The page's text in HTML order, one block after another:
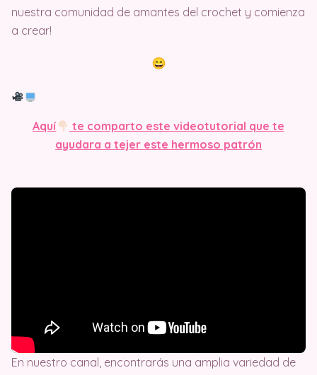
nuestra comunidad de amantes del crochet y comienza
a crear!
Aquí
te comparto este videotutorial que te
ayudara a tejer este hermoso patrón
En nuestro canal, encontrarás una amplia variedad de